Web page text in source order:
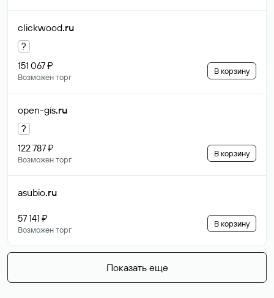
clickwood.ru
?
151 067 ₽
Возможен торг
В корзину
open-gis.ru
?
122 787 ₽
Возможен торг
В корзину
asubio.ru
57 141 ₽
Возможен торг
В корзину
Показать еще